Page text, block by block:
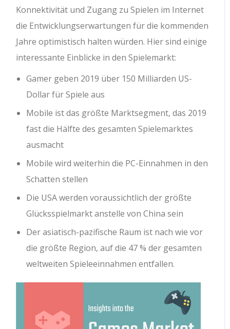
Konnektivität und Zugang zu Spielen im Internet
die Entwicklungserwartungen für die kommenden
Jahre optimistisch halten würden. Hier sind einige
interessante Einblicke in den Spielemarkt:
Gamer geben 2019 über 150 Milliarden US-
Dollar für Spiele aus
Mobile ist das größte Marktsegment, das 2019
fast die Hälfte des gesamten Spielemarktes
ausmacht
Mobile wird weiterhin die PC-Einnahmen in den
Schatten stellen
Die USA werden voraussichtlich der größte
Glücksspielmarkt anstelle von China sein
Der asiatisch-pazifische Raum ist nach wie vor
die größte Region, auf die 47 % der gesamten
weltweiten Spieleeinnahmen entfallen.